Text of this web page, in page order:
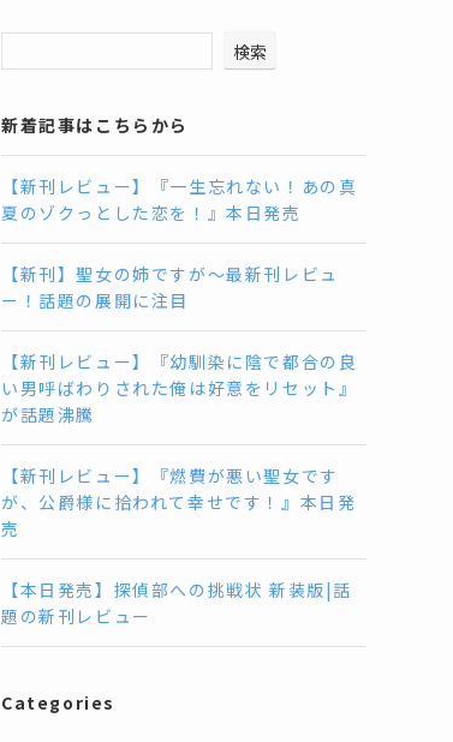
検索
新着記事はこちらから
【新刊レビュー】『一生忘れない！あの真
夏のゾクっとした恋を！』本日発売
【新刊】聖女の姉ですが〜最新刊レビュ
ー！話題の展開に注目
【新刊レビュー】『幼馴染に陰で都合の良
い男呼ばわりされた俺は好意をリセット』
が話題沸騰
【新刊レビュー】『燃費が悪い聖女です
が、公爵様に拾われて幸せです！』本日発
売
【本日発売】探偵部への挑戦状 新装版|話
題の新刊レビュー
Categories